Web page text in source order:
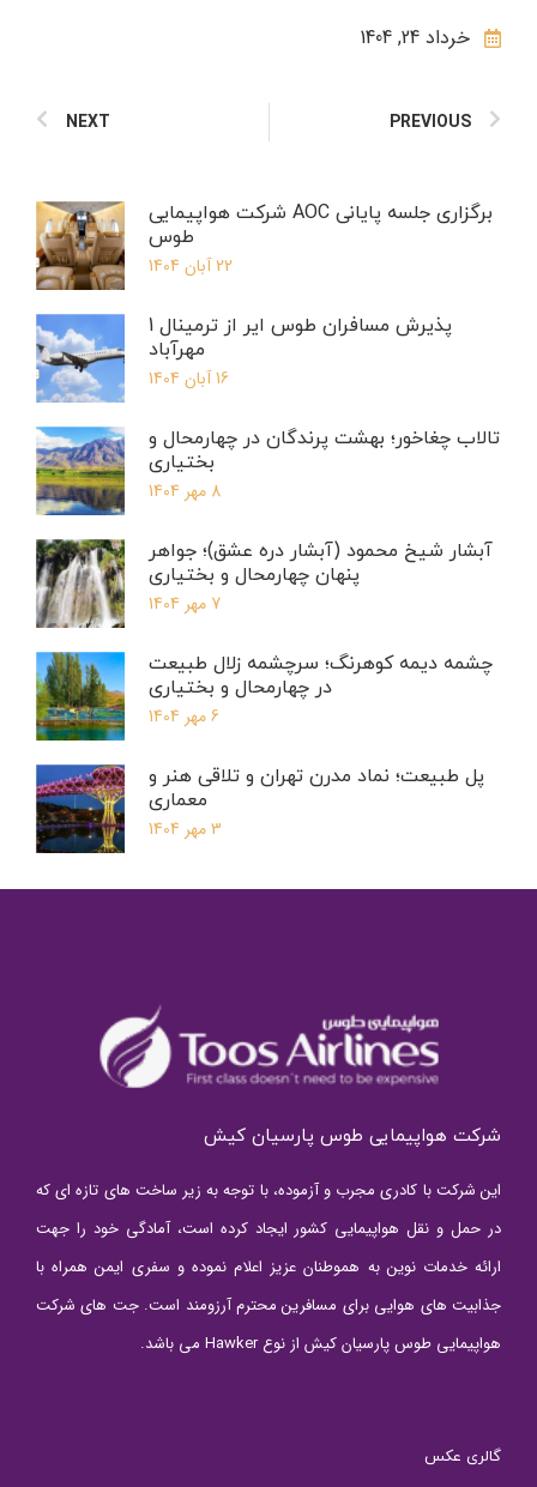
خرداد 24, 1404
PREVIOUS
NEXT
برگزاری جلسه پایانی AOC شرکت هواپیمایی
طوس
22 آبان 1404
پذیرش مسافران طوس ایر از ترمینال 1
مهرآباد
16 آبان 1404
تالاب چغاخور؛ بهشت پرندگان در چهارمحال و
بختیاری
8 مهر 1404
آبشار شیخ محمود (آبشار دره عشق)؛ جواهر
پنهان چهارمحال و بختیاری
7 مهر 1404
چشمه دیمه کوهرنگ؛ سرچشمه زلال طبیعت
در چهارمحال و بختیاری
6 مهر 1404
پل طبیعت؛ نماد مدرن تهران و تلاقی هنر و
معماری
3 مهر 1404
شرکت هواپیمایی طوس پارسیان کیش
این شرکت با کادری مجرب و آزموده، با توجه به زیر ساخت های تازه ای که
در حمل و نقل هواپیمایی کشور ایجاد کرده است، آمادگی خود را جهت
ارائه خدمات نوین به هموطنان عزیز اعلام نموده و سفری ایمن همراه با
جذابیت های هوایی برای مسافرین محترم آرزومند است. جت های شرکت
هواپیمایی طوس پارسیان کیش از نوع Hawker می باشد.
گالری عکس